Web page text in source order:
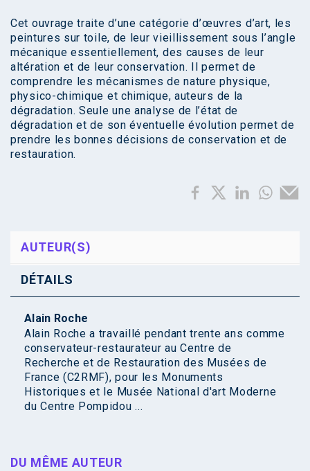
Cet ouvrage traite d’une catégorie d’œuvres d’art, les
peintures sur toile, de leur vieillissement sous l’angle
mécanique essentiellement, des causes de leur
altération et de leur conservation. Il permet de
comprendre les mécanismes de nature physique,
physico-chimique et chimique, auteurs de la
dégradation. Seule une analyse de l’état de
dégradation et de son éventuelle évolution permet de
prendre les bonnes décisions de conservation et de
restauration.
AUTEUR(S)
DÉTAILS
Alain Roche
Alain Roche a travaillé pendant trente ans comme
conservateur-restaurateur au Centre de
Recherche et de Restauration des Musées de
France (C2RMF), pour les Monuments
Historiques et le Musée National d'art Moderne
du Centre Pompidou ...
DU MÊME AUTEUR